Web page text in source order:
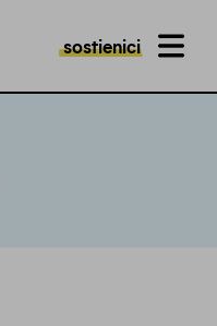
sostienici MENU